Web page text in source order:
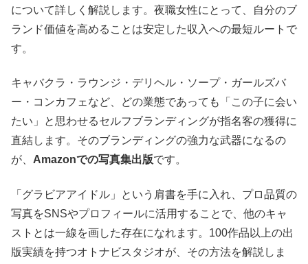
について詳しく解説します。夜職女性にとって、自分のブ
ランド価値を高めることは安定した収入への最短ルートで
す。
キャバクラ・ラウンジ・デリヘル・ソープ・ガールズバ
ー・コンカフェなど、どの業態であっても「この子に会い
たい」と思わせるセルフブランディングが指名客の獲得に
直結します。そのブランディングの強力な武器になるの
が、 Amazonでの写真集出版です。
「グラビアアイドル」という肩書を手に入れ、プロ品質の
写真をSNSやプロフィールに活用することで、他のキャ
ストとは一線を画した存在になれます。100作品以上の出
版実績を持つオトナビスタジオが、その方法を解説しま